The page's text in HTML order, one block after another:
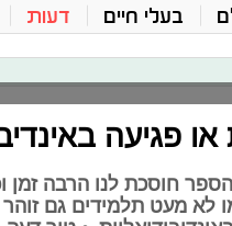
בעלי חיים דעות
פגיעה
חוסכת לנו הרבה זמן
לא מעט תלמידים גם